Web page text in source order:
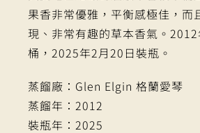
果香非常優雅，平衡感極佳，而
現、非常有趣的草本香氣。
桶，2025年2月20日裝瓶。
蒸餾廠：Glen Elgin 格蘭愛琴
蒸餾年：2012
裝瓶年：2025